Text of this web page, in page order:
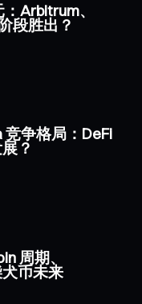
Arbitrum、
段胜出？
竞争格局：DeFi
？
周期、
币未来